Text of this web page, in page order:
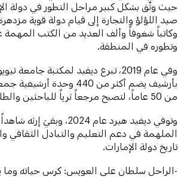
حيث وثّق بشكل كبير مراحل التطور في دولة
صيد اللؤلؤ والتجارة إلى قيام دولة قوية
وكاتباً شغوفاً وألف العديد من الكتب المهمة
وتطوره في المنطقة.
وفي عام 2019، تبرع ديفيد لمكتبة جامعة
بأرشيف يضم أكثر من 440 وحدة
من 50 عاماً، لتصبح مرجعاً ثرياً للباحثين والطلبة.
وتوفي ديفيد هيرد عام 2024،
الملهمة في دعم التعليم والتبادل الثقافي
تاريخ دولة الإمارات.
-الراحل سلطان علي العويس: كرس حياته